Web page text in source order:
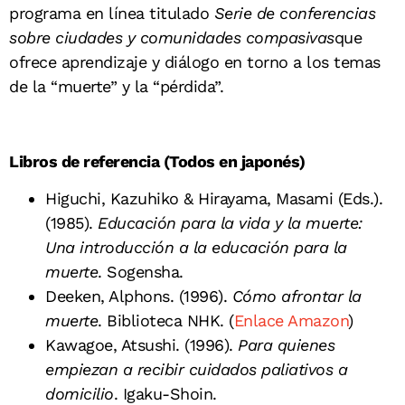
programa en línea titulado Serie de conferencias
sobre ciudades y comunidades compasivasque
ofrece aprendizaje y diálogo en torno a los temas
de la “muerte” y la “pérdida”.
Libros de referencia (Todos en japonés)
Higuchi, Kazuhiko & Hirayama, Masami (Eds.).
(1985). Educación para la vida y la muerte:
Una introducción a la educación para la
muerte. Sogensha.
Deeken, Alphons. (1996). Cómo afrontar la
muerte. Biblioteca NHK. (Enlace Amazon)
Kawagoe, Atsushi. (1996). Para quienes
empiezan a recibir cuidados paliativos a
domicilio. Igaku-Shoin.